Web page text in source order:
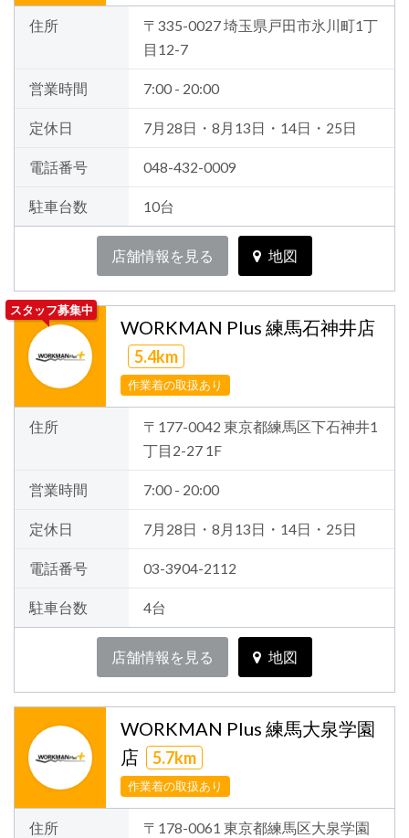
住所
〒335-0027 埼玉県戸田市氷川町1丁
目12-7
営業時間 7:00 - 20:00
定休日 7月28日・8月13日・14日・25日
電話番号 048-432-0009
駐車台数 10台
店舗情報を見る 地図
スタッフ募集中
WORKMAN Plus 練馬石神井店
5.4km
作業着の取扱あり
住所
〒177-0042 東京都練馬区下石神井1
丁目2-27 1F
営業時間 7:00 - 20:00
定休日 7月28日・8月13日・14日・25日
電話番号 03-3904-2112
駐車台数 4台
店舗情報を見る 地図
WORKMAN Plus 練馬大泉学園
店
5.7km
作業着の取扱あり
住所
〒178-0061 東京都練馬区大泉学園